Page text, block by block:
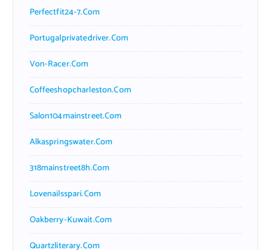
Perfectfit24-7.com
Portugalprivatedriver.com
Von-Racer.com
Coffeeshopcharleston.com
Salon104mainstreet.com
Alkaspringswater.com
318mainstreet8h.com
Lovenailsspari.com
Oakberry-Kuwait.com
Quartzliterary.com